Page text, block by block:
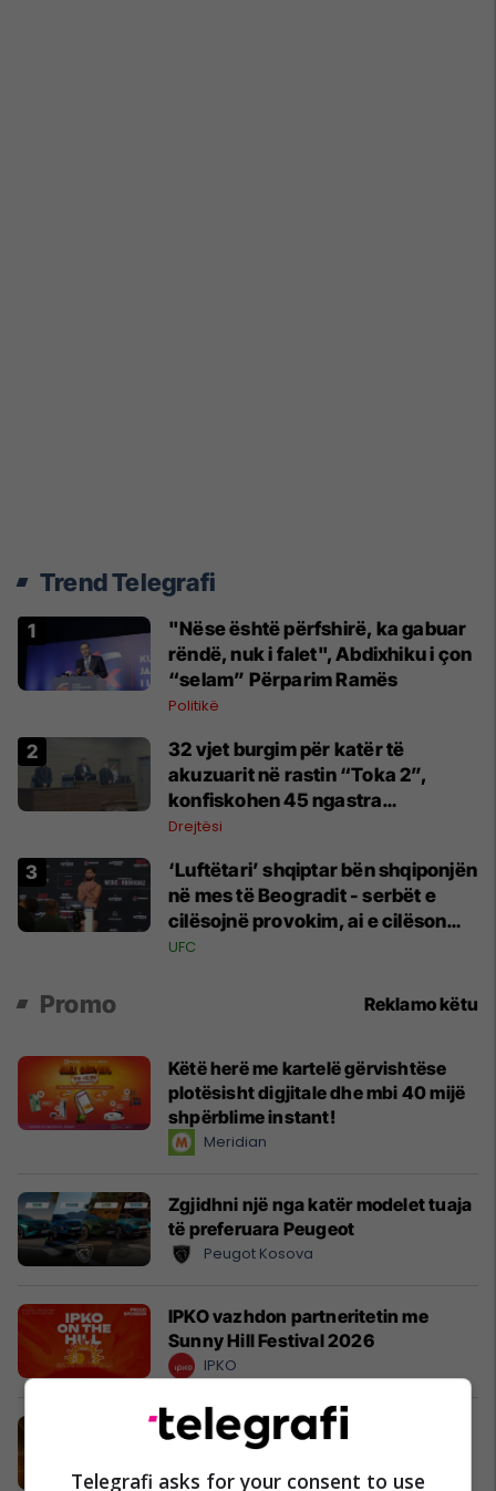
Trend Telegrafi
"Nëse është përfshirë, ka gabuar
rëndë, nuk i falet", Abdixhiku i çon
“selam” Përparim Ramës
Politikë
32 vjet burgim për katër të
akuzuarit në rastin “Toka 2”,
konfiskohen 45 ngastra
kadastrale
Drejtësi
‘Luftëtari’ shqiptar bën shqiponjën
në mes të Beogradit - serbët e
cilësojnë provokim, ai e cilëson
simbol të identitetit
UFC
Promo Reklamo këtu
Këtë herë me kartelë gërvishtëse
plotësisht digjitale dhe mbi 40 mijë
shpërblime instant!
Meridian
Zgjidhni një nga katër modelet tuaja
të preferuara Peugeot
Peugot Kosova
IPKO vazhdon partneritetin me
Sunny Hill Festival 2026
IPKO
EXPO DIASPORA 2026 mbahet më
3, 4 dhe 5 gusht në Prishtinë
Expo Prishtina
Telegrafi asks for your consent to use